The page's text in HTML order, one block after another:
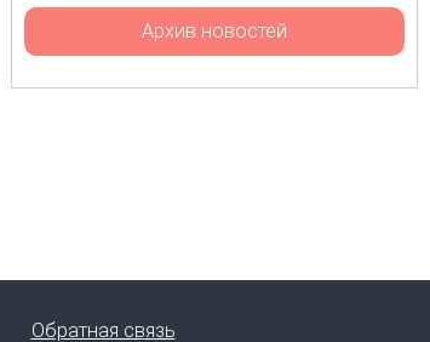
Архив новостей
Обратная связь